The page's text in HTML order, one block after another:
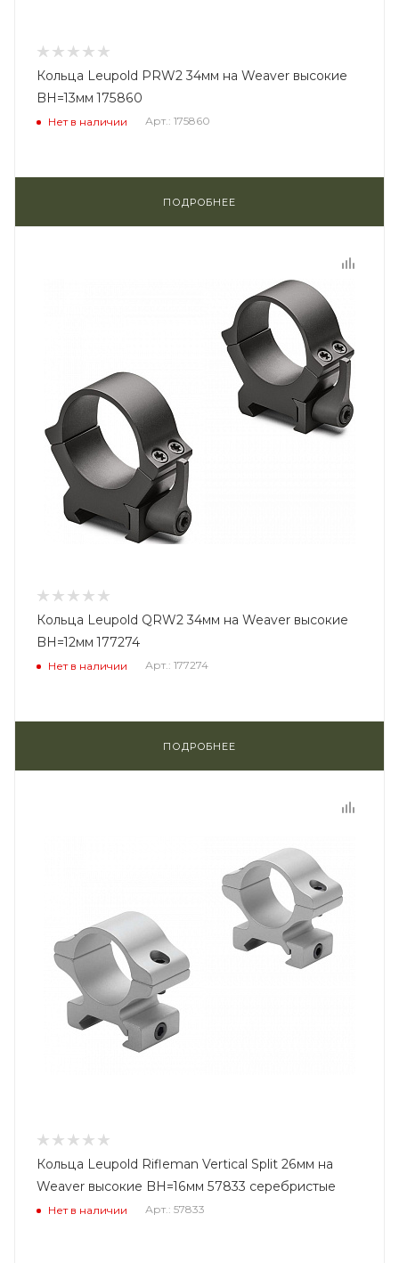
Кольца Leupold PRW2 34мм на Weaver высокие
BH=13мм 175860
Нет в наличии Арт.: 175860
ПОДРОБНЕЕ
Кольца Leupold QRW2 34мм на Weaver высокие
BH=12мм 177274
Нет в наличии Арт.: 177274
ПОДРОБНЕЕ
Кольца Leupold Rifleman Vertical Split 26мм на
Weaver высокие BH=16мм 57833 серебристые
Нет в наличии Арт.: 57833